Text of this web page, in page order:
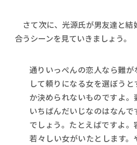
さて次に、光源氏が男友達と結
合うシーンを見ていきましょう。
通りいっぺんの恋人なら難が
して頼りになる女を選ぼう
か決められないものですよ。
いちばんだいじなのはなん
でしょう。たとえばですよ。
若々しい女がいたとします。